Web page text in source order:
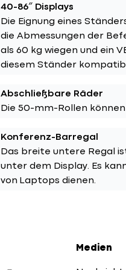
40-86″ Displays
Die Eignung eines
die Abmessungen der
als 60 kg wiegen und ein
diesem Ständer
Abschließbare Räder
Die 50-mm-Rollen
Konferenz-Barregal
Das breite untere Regal
unter dem Display. Es
von Laptops dienen.
Medien